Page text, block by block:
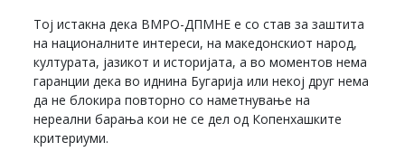
Тој истакна дека ВМРО-ДПМНЕ е со став за заштита
на националните интереси, на македонскиот народ,
културата, јазикот и историјата, а во моментов нема
гаранции дека во иднина Бугарија или некој друг нема
да не блокира повторно со наметнување на
нереални барања кои не се дел од Копенхашките
критериуми.